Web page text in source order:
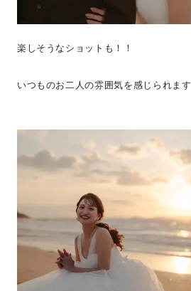
楽しそうなショットも！！
いつものお二人の雰囲気を感じられます